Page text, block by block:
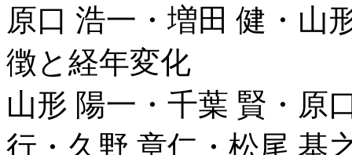
原口 浩一・増田 健・
徴と経年変化
山形 陽一・千葉 賢・原
行・久野 章仁・松尾